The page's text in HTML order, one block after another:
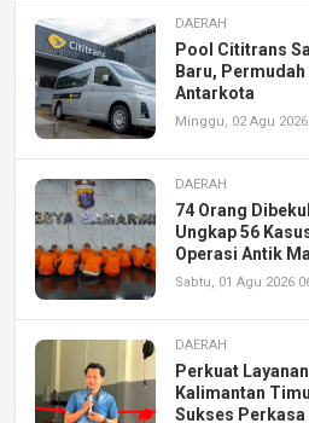
DAERAH
Pool Cititrans
Baru,
Antarkota
Minggu, 02 Agu 2026
DAERAH
74 Orang
Ungkap 56
Operasi Antik
Sabtu, 01 Agu 2026
DAERAH
Perkuat
Kalimantan
Sukses Perkasa